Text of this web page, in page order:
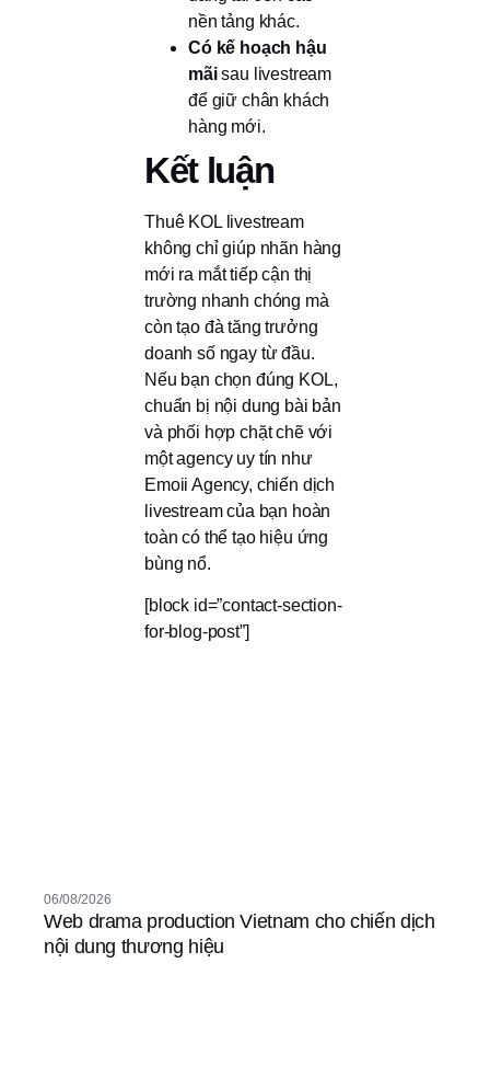
nền tảng khác.
Có kế hoạch hậu
mãisau livestream
để giữ chân khách
hàng mới.
Kết luận
Thuê KOL livestream
không chỉ giúp nhãn hàng
mới ra mắt tiếp cận thị
trường nhanh chóng mà
còn tạo đà tăng trưởng
doanh số ngay từ đầu.
Nếu bạn chọn đúng KOL,
chuẩn bị nội dung bài bản
và phối hợp chặt chẽ với
một agency uy tín như
Emoii Agency, chiến dịch
livestream của bạn hoàn
toàn có thể tạo hiệu ứng
bùng nổ.
[block id=”contact-section-
for-blog-post”]
06/08/2026
Web drama production Vietnam cho chiến dịch
nội dung thương hiệu